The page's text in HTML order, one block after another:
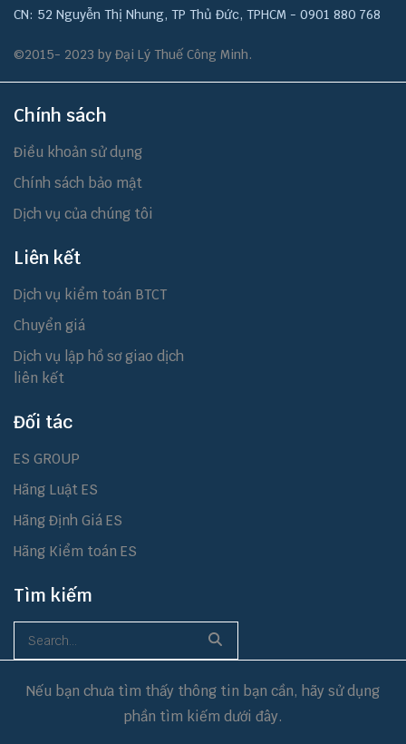
CN: 52 Nguyễn Thị Nhung, TP Thủ Đức, TPHCM - 0901 880 768
©2015- 2023 by Đại Lý Thuế Công Minh.
Chính sách
Điều khoản sử dụng
Chính sách bảo mật
Dịch vụ của chúng tôi
Liên kết
Dịch vụ kiểm toán BTCT
Chuyển giá
Dịch vụ lập hồ sơ giao dịch
liên kết
Đối tác
ES GROUP
Hãng Luật ES
Hãng Định Giá ES
Hãng Kiểm toán ES
Tìm kiếm
Nếu bạn chưa tìm thấy thông tin bạn cần, hãy sử dụng
phần tìm kiếm dưới đây.